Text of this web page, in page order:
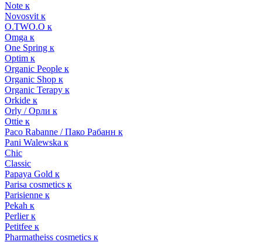
Note к
Novosvit к
O.TWO.O к
Omga к
One Spring к
Optim к
Organic People к
Organic Shop к
Organic Terapy к
Orkide к
Orly / Орли к
Ottie к
Paco Rabanne / Пако Рабанн к
Pani Walewska к
Chic
Classic
Papaya Gold к
Parisa cosmetics к
Parisienne к
Pekah к
Perlier к
Petitfee к
Pharmatheiss cosmetics к